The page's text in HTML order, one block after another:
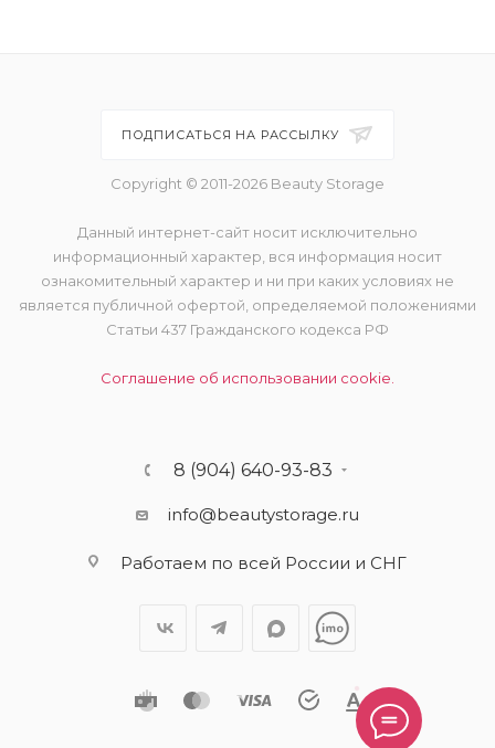
ПОДПИСАТЬСЯ НА РАССЫЛКУ
Copyright © 2011-2026 Beauty Storage
Данный интернет-сайт носит исключительно
информационный характер, вся информация носит
ознакомительный характер и ни при каких условиях не
является публичной офертой, определяемой положениями
Статьи 437 Гражданского кодекса РФ
Соглашение об использовании cookie.
8 (904) 640-93-83
info@beautystorage.ru
Работаем по всей России и СНГ